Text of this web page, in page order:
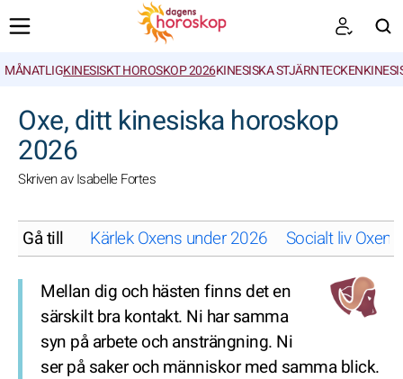
MÅNATLIGKINESISKT HOROSKOP 2026KINESISKA STJÄRNTECKEN
Oxe, ditt kinesiska horoskop
2026
Skriven av Isabelle Fortes
Gå till Kärlek Oxens under 2026 Socialt liv
Mellan dig och hästen finns det en
särskilt bra kontakt. Ni har samma
syn på arbete och ansträngning. Ni
ser på saker och människor med samma blick.